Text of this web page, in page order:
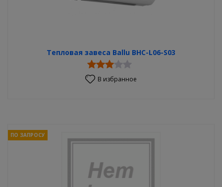
Тепловая завеса Ballu BHC-L06-S03
В избранное
ПО ЗАПРОСУ